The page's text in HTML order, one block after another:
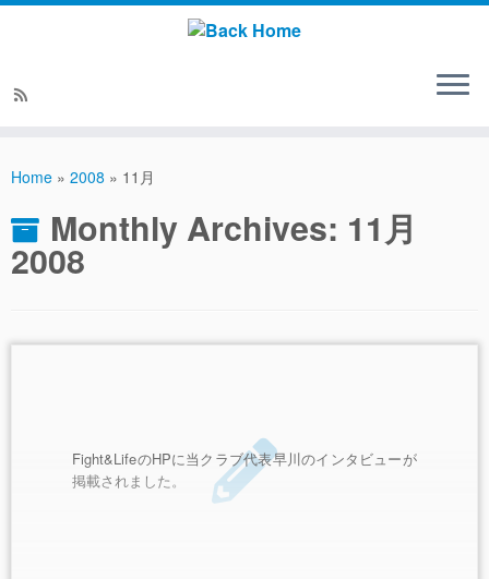
Home » 2008 » 11月
Monthly Archives: 11月
2008
Fight&LifeのHPに当クラブ代表早川のインタビューが
掲載されました。